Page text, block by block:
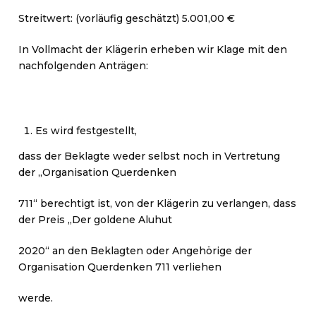
Streitwert: (vorläufig geschätzt) 5.001,00 €
In Vollmacht der Klägerin erheben wir Klage mit den
nachfolgenden Anträgen:
Es wird festgestellt,
dass der Beklagte weder selbst noch in Vertretung
der „Organisation Querdenken
711“ berechtigt ist, von der Klägerin zu verlangen, dass
der Preis „Der goldene Aluhut
2020“ an den Beklagten oder Angehörige der
Organisation Querdenken 711 verliehen
werde.